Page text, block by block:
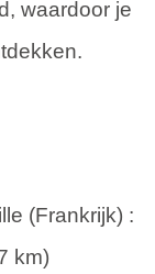
waardoor je
(Frankrijk) :
km)